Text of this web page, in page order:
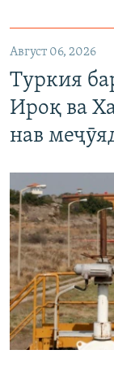
Август 06, 2026
Туркия
Ироқ ва
нав